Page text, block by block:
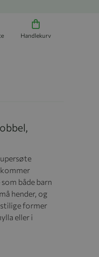
Handlekurv
kommer
både barn
hender, og
former
eller i